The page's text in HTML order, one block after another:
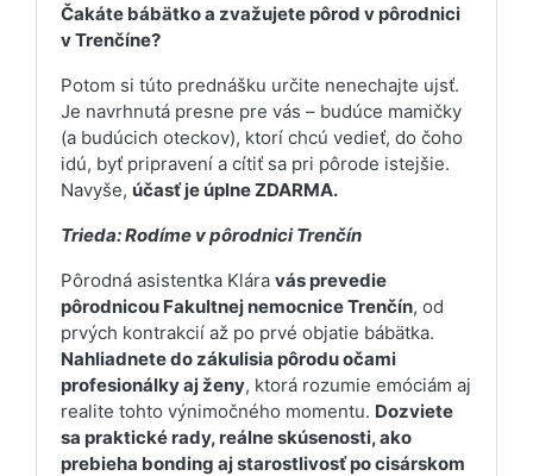
Čakáte bábätko a zvažujete pôrod v pôrodnici
v Trenčíne?
Potom si túto prednášku určite nenechajte ujsť.
Je navrhnutá presne pre vás – budúce mamičky
(a budúcich oteckov), ktorí chcú vedieť, do čoho
idú, byť pripravení a cítiť sa pri pôrode istejšie.
Navyše, účasť je úplne ZDARMA.
Trieda: Rodíme v pôrodnici Trenčín
Pôrodná asistentka Klára vás prevedie
pôrodnicou Fakultnej nemocnice Trenčín, od
prvých kontrakcií až po prvé objatie bábätka.
Nahliadnete do zákulisia pôrodu očami
profesionálky aj ženy, ktorá rozumie emóciám aj
realite tohto výnimočného momentu. Dozviete
sa praktické rady, reálne skúsenosti, ako
prebieha bonding aj starostlivosť po cisárskom